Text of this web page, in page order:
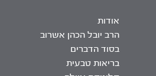
אודות
הרב יובל הכהן אשרוב
בסוד הדברים
בריאות טבעית